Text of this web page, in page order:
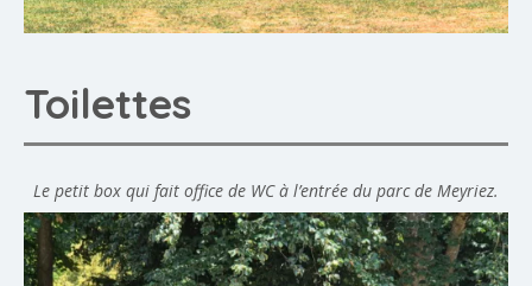
Toilettes
Le petit box qui fait office de WC à l’entrée du parc de Meyriez.